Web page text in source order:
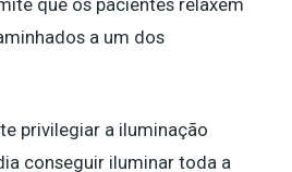
que os pacientes relaxem
a um dos
privilegiar a iluminação
conseguir iluminar toda a